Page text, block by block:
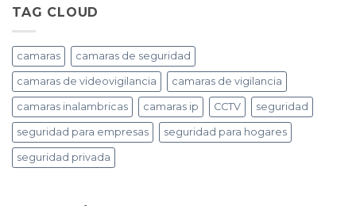
pueden
para
TAG CLOUD
camaras camaras de seguridad
camaras de videovigilancia camaras de vigilancia
camaras inalambricas camaras ip CCTV seguridad
seguridad para empresas seguridad para hogares
seguridad privada